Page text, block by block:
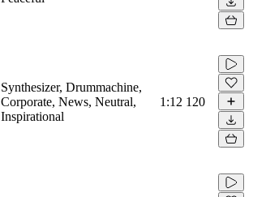
Synthesizer, Drummachine,
Corporate, News, Neutral,
Inspirational
1:12 120